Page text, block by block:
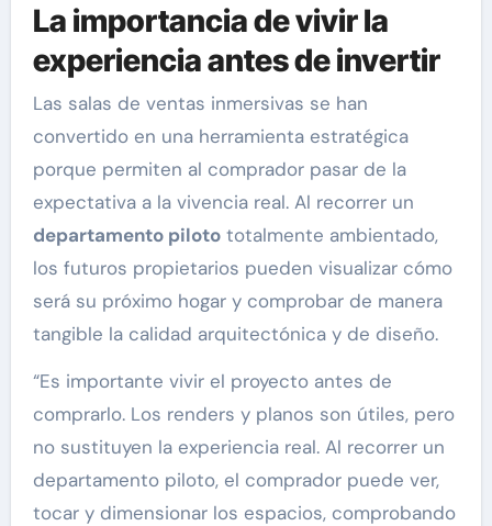
La importancia de vivir la
experiencia antes de invertir
Las salas de ventas inmersivas se han
convertido en una herramienta estratégica
porque permiten al comprador pasar de la
expectativa a la vivencia real. Al recorrer un
departamento pilotototalmente ambientado,
los futuros propietarios pueden visualizar cómo
será su próximo hogar y comprobar de manera
tangible la calidad arquitectónica y de diseño.
“Es importante vivir el proyecto antes de
comprarlo. Los renders y planos son útiles, pero
no sustituyen la experiencia real. Al recorrer un
departamento piloto, el comprador puede ver,
tocar y dimensionar los espacios, comprobando